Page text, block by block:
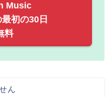
Music
初の30日
料
ん